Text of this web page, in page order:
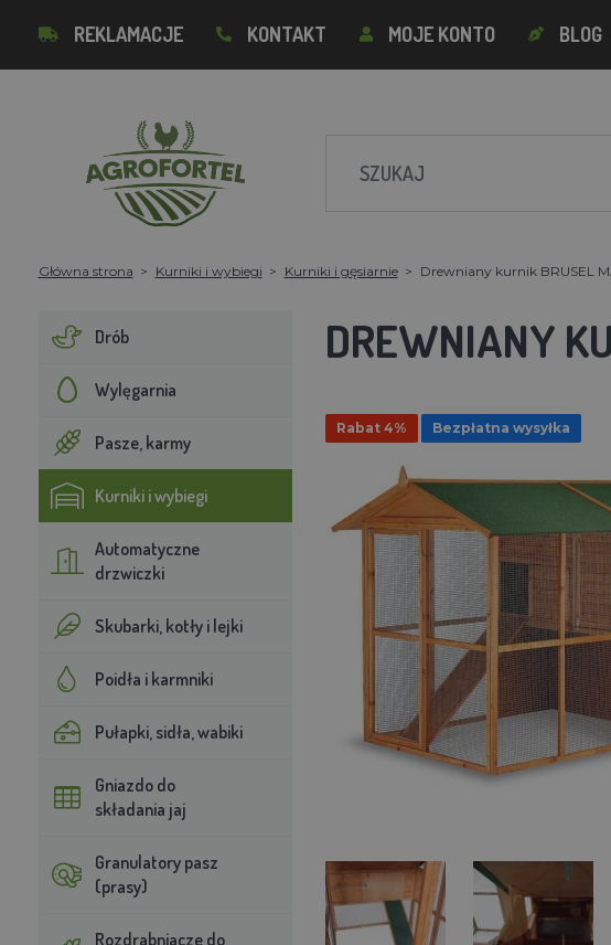
REKLAMACJE KONTAKT MOJE KONTO BLOG
Główna strona Kurniki i wybiegi Kurniki i gęsiarnie Drewniany kurnik BRUSEL
Drób
Wylęgarnia
Pasze, karmy
Kurniki i wybiegi
Automatyczne
drzwiczki
Skubarki, kotły i lejki
Poidła i karmniki
Pułapki, sidła, wabiki
Gniazdo do
składania jaj
Granulatory pasz
(prasy)
Rozdrabniacze do
DREWNIANY
Rabat 4% Bezpłatna wysyłka